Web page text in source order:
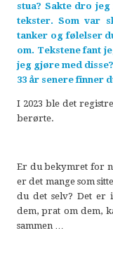
stua? Sakte dro
tekster. Som var
tanker og følelser
om. Tekstene fant
jeg gjøre med
33 år senere finner
I 2023 ble det
berørte.
Er du bekymret for
er det mange som
du det selv? Det er
dem, prat om dem,
sammen …